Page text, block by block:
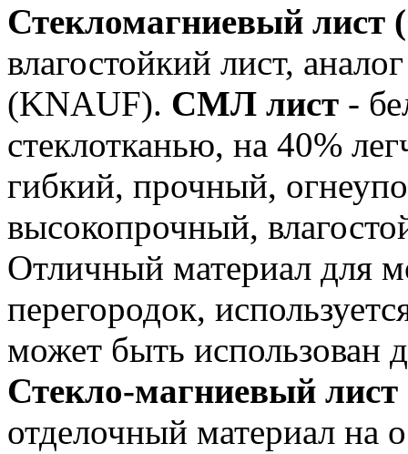
Стекломагниевый
влагостойкий лист,
(KNAUF). СМЛ лист -
стеклотканью, на 40%
гибкий, прочный,
высокопрочный,
Отличный материал для
перегородок,
может быть использован
Стекло-магниевый лист
отделочный материал на